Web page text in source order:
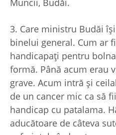
Muncii, Budăi.
3. Care ministru Budăi
binelui general. Cum ar
handicapaţi pentru
formă. Până acum erau
grave. Acum intră şi
de un cancer mic ca să
handicap cu patalama.
aducătoare de câteva